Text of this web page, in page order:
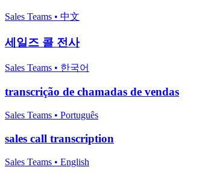
Sales Teams • 中文
세일즈 콜 전사
Sales Teams • 한국어
transcrição de chamadas de vendas
Sales Teams • Português
sales call transcription
Sales Teams • English